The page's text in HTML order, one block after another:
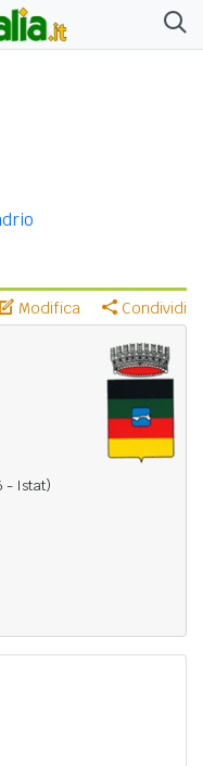
Modifica Condividi
- Istat)